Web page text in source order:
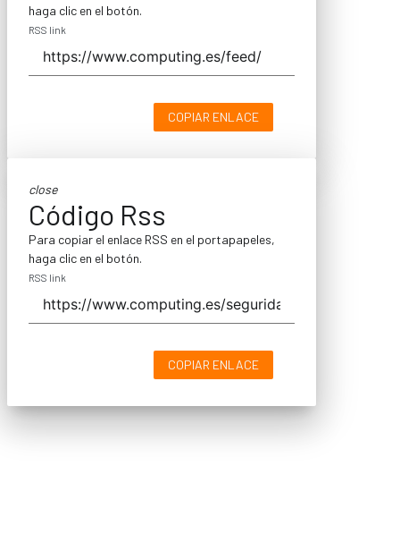
haga clic en el botón.
RSS link
COPIAR ENLACE
close
Código Rss
Para copiar el enlace RSS en el portapapeles,
haga clic en el botón.
RSS link
COPIAR ENLACE